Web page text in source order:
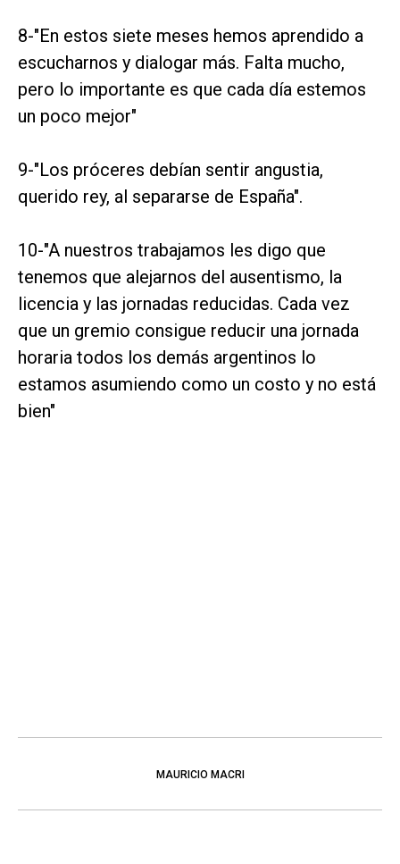
8-"En estos siete meses hemos aprendido a
escucharnos y dialogar más. Falta mucho,
pero lo importante es que cada día estemos
un poco mejor"
9-"Los próceres debían sentir angustia,
querido rey, al separarse de España".
10-"A nuestros trabajamos les digo que
tenemos que alejarnos del ausentismo, la
licencia y las jornadas reducidas. Cada vez
que un gremio consigue reducir una jornada
horaria todos los demás argentinos lo
estamos asumiendo como un costo y no está
bien"
MAURICIO MACRI